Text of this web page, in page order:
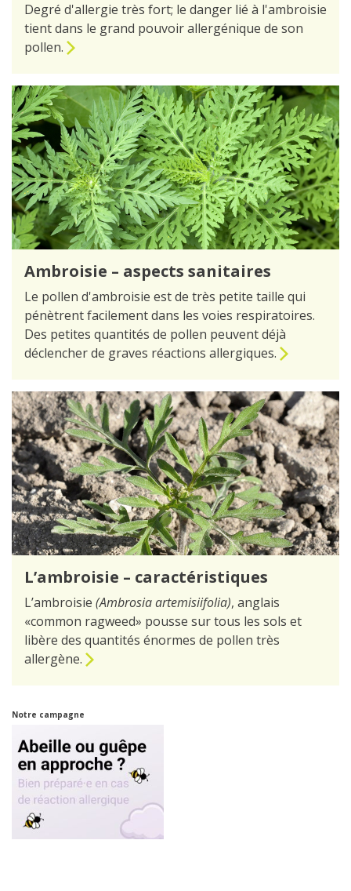
Degré d'allergie très fort; le danger lié à l'ambroisie
tient dans le grand pouvoir allergénique de son
pollen.
Ambroisie – aspects sani­taires
Le pollen d'ambroisie est de très petite taille qui
pénètrent facilement dans les voies respiratoires.
Des petites quantités de pollen peuvent déjà
déclencher de graves réactions allergiques.
L’ambroisie – caractéristiques
L’ambroisie (Ambrosia artemisiifolia), anglais
«common ragweed» pousse sur tous les sols et
libère des quantités énormes de pollen très
allergène.
Notre campagne